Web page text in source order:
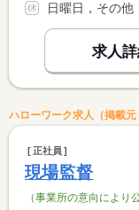
日曜日，その他
求人
ハローワーク求人（掲載元
正社員
現場監督
（事業所の意向により